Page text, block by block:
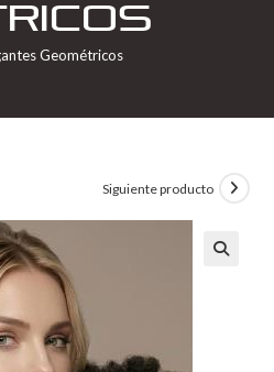
Geométricos
Siguiente producto